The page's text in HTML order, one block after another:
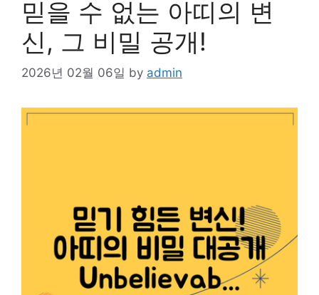
믿을 수 없는 아띠의 변
신, 그 비밀 공개!
2026년 02월 06일 by admin